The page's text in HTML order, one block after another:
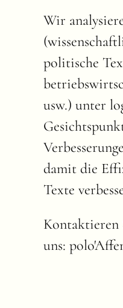
Wir
politische
usw.) unter
damit die
Texte
Kontaktieren
uns: